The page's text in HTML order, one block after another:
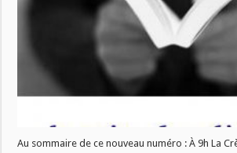
des
Livres
Au sommaire de ce nouveau numéro : À 9h La